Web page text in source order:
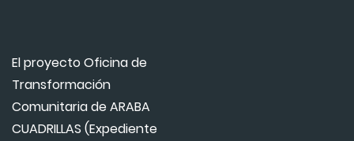
El proyecto Oficina de
Transformación
Comunitaria de ARABA
CUADRILLAS (Expediente